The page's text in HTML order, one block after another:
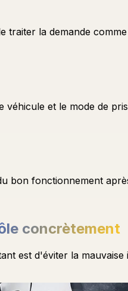
traiter la demande
véhicule et le mode de
bon fonctionnement
concrètement
est d'éviter la